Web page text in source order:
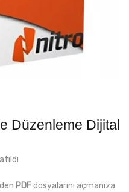
Düzenleme Dijital
PDFdosyalarını açmanıza